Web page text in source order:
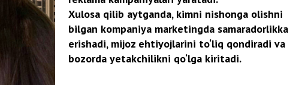
Yoshlar yetakchisi | Ta’lim va taraqqiyot yo‘lida targ’ibotchi |
Ilm fidokori